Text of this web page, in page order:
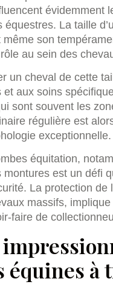
évidemment
équestres. La taille
son
au sein des
un cheval de cette
aux soins
sont souvent les
régulière est
exceptionnelle.
équitation,
est un défi
La protection
massifs,
faire de
équines à